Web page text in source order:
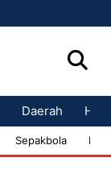
Daerah
Sepakbola